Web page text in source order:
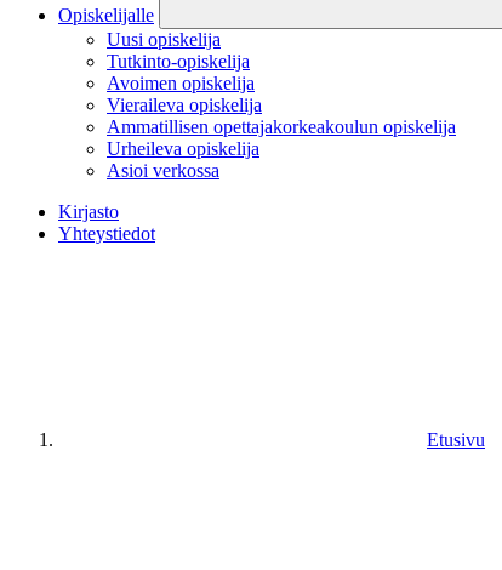
Opiskelijalle
Uusi opiskelija
Tutkinto-opiskelija
Avoimen opiskelija
Vieraileva opiskelija
Ammatillisen opettajakorkeakoulun opiskelija
Urheileva opiskelija
Asioi verkossa
Kirjasto
Yhteystiedot
Etusivu